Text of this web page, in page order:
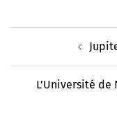
L’Université